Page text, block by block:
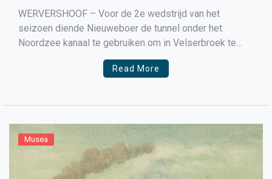
WERVERSHOOF – Voor de 2e wedstrijd van het
seizoen diende Nieuweboer de tunnel onder het
Noordzee kanaal te gebruiken om in Velserbroek te
komen. Daar wachtte Onze Gazellen, een team wat
bewust is overgestapt van de regio Amsterdam naar de
Read More
Musea